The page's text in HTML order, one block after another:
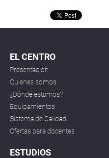
EL CENTRO
Presentación
Quienes somos
¿Dónde estamos?
Equipamientos
Sistema de Calidad
Ofertas para docentes
ESTUDIOS